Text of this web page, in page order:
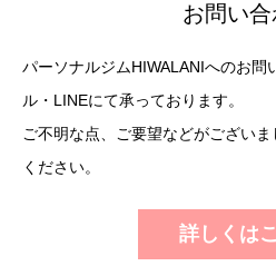
お問い
パーソナルジムHIWALANIへのお問
ル・LINEにて承っております。
ご不明な点、ご要望などがござい
ください。
詳しくは